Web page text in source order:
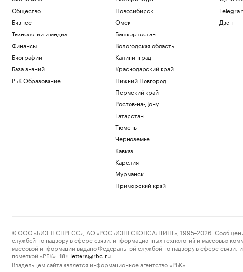
Технологии и медиа
Porsche SE призвал Volkswagen
сократить расходы
Общество
для пьяных за рулем. Список
исключений
Авто
Объем параллельного импорта в
Россию сократился на 23% за полгода
Суд Петербурга вынес приговор экс-
главе НИИ вакцин и сывороток Трухину
В каких регионах ослабили меры по
бензину. Карта и актуальная ситуация
В Ялте разминировали выброшенный
Общество
Бизнес
Технологии и медиа
Финансы
Биографии
База знаний
РБК Образование
Новосибирск
Омск
Башкортостан
Вологодская область
Калининград
Краснодарский край
Нижний Новгород
Пермский край
Ростов-на-Дону
Татарстан
Тюмень
Черноземье
Кавказ
Карелия
Мурманск
Приморский край
Дзен
© ООО «БИЗНЕСПРЕСС», АО «РОСБИЗНЕСКОНСАЛТИНГ», 1995–2026. Сообщения и
службой по надзору в сфере связи, информационных технологий и массовых
массовой информации выдано Федеральной службой по надзору в сфере
пометкой «РБК».
18+ letters@rbc.ru
Владельцем сайта является информационное агентство «РБК».